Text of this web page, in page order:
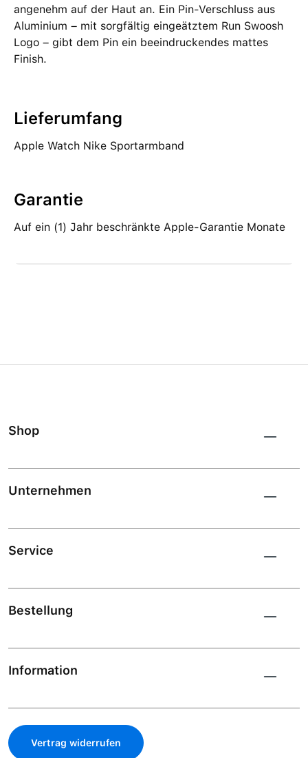
angenehm auf der Haut an. Ein Pin-Verschluss aus
Aluminium – mit sorgfältig eingeätztem Run Swoosh
Logo – gibt dem Pin ein beeindruckendes mattes
Finish.
Lieferumfang
Apple Watch Nike Sportarmband
Garantie
Auf ein (1) Jahr beschränkte Apple-Garantie Monate
Shop
Unternehmen
Service
Bestellung
Information
Vertrag widerrufen